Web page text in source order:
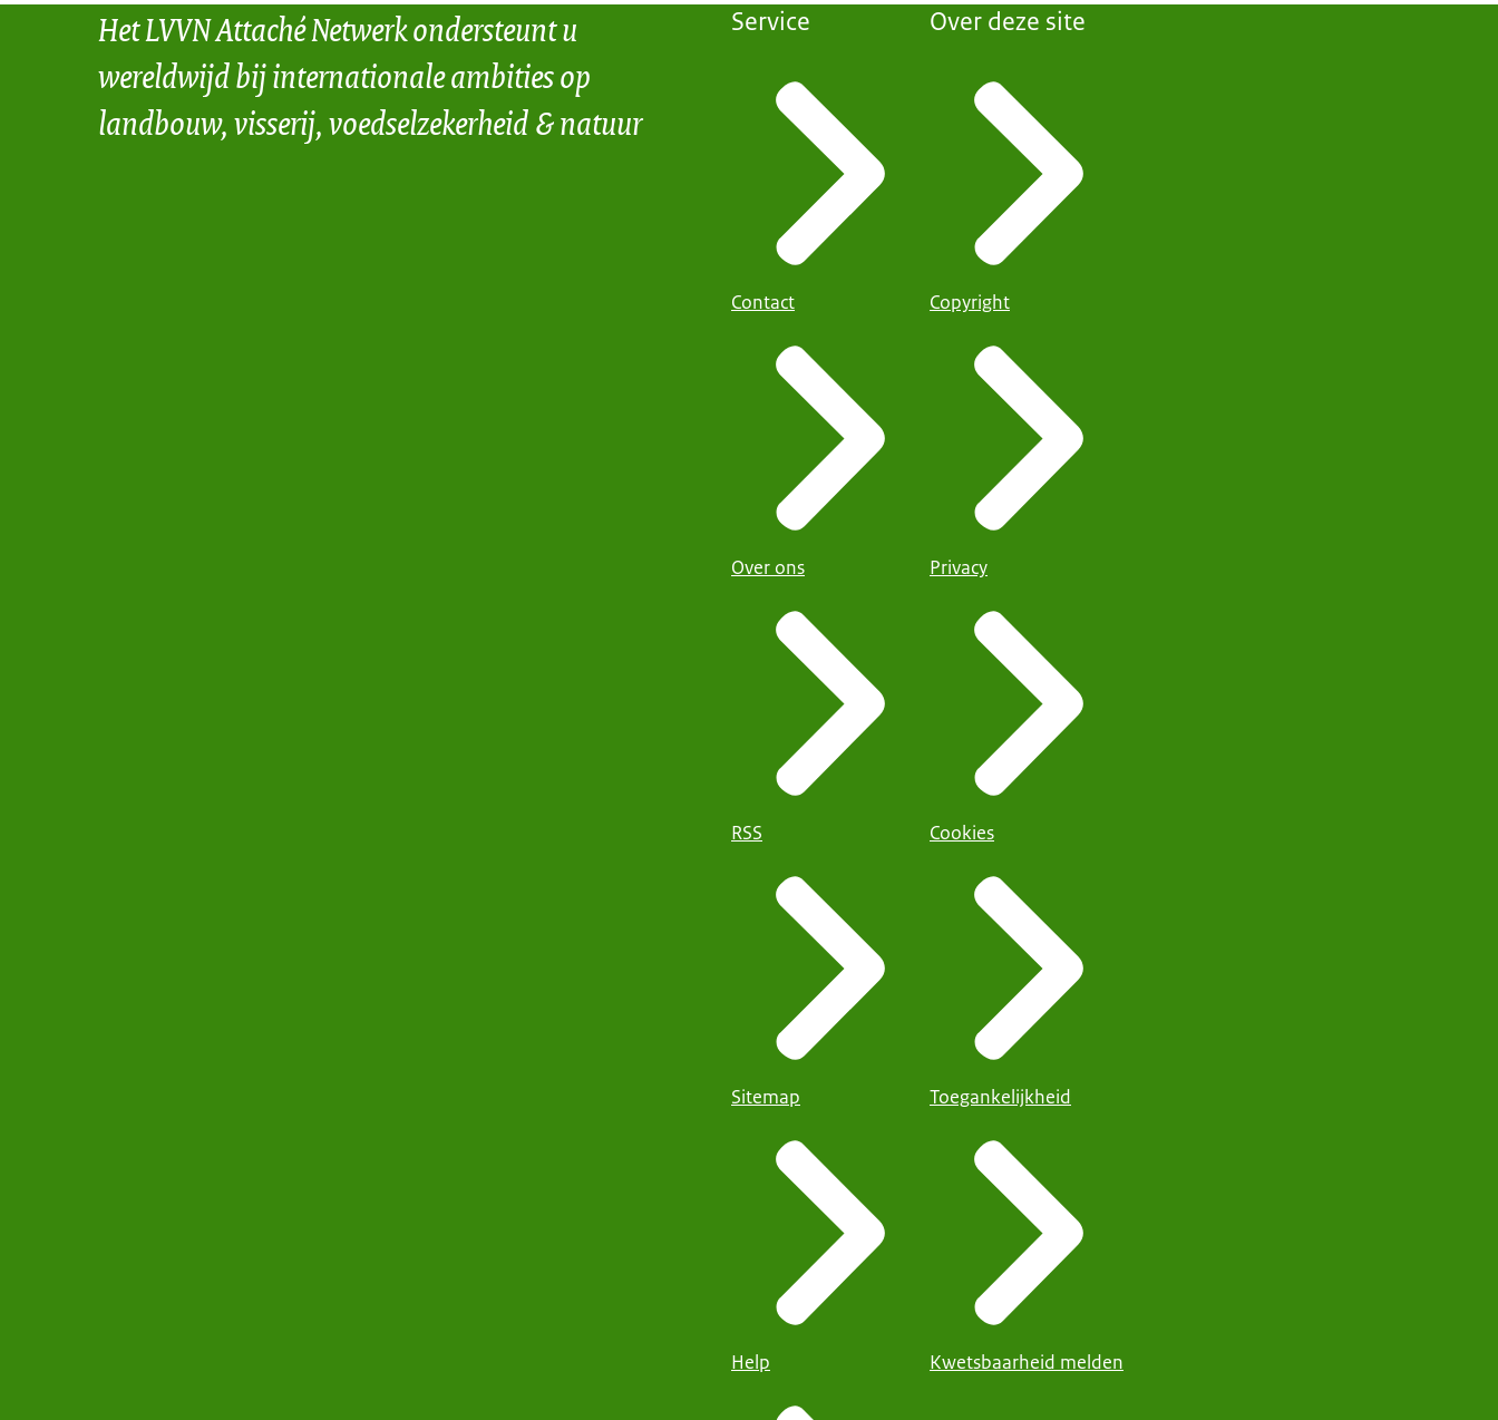
Het LVVN Attaché Netwerk ondersteunt u
wereldwijd bij internationale ambities op
landbouw, visserij, voedselzekerheid & natuur
Service
Contact
Over ons
RSS
Sitemap
Help
Over deze site
Copyright
Privacy
Cookies
Toegankelijkheid
Kwetsbaarheid melden